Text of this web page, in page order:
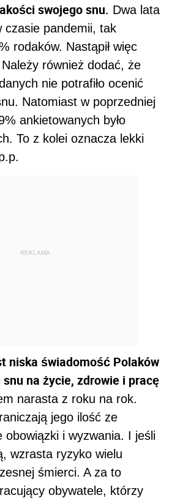
swojego snu. Dwa lata
czasie pandemii, tak
rodaków. Nastąpił więc
również dodać, że
nie potrafiło ocenić
Natomiast w poprzedniej
ankietowanych było
To z kolei oznacza lekki
REKLAMA
niska świadomość Polaków
snu na życie, zdrowie i pracę
narasta z roku na rok.
jego ilość ze
obowiązki i wyzwania. I jeśli
wzrasta ryzyko wielu
śmierci. A za to
obywatele, którzy